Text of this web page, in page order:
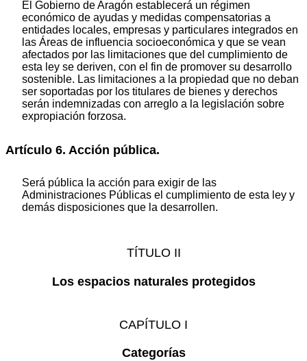
El Gobierno de Aragón establecerá un régimen
económico de ayudas y medidas compensatorias a
entidades locales, empresas y particulares integrados en
las Áreas de influencia socioeconómica y que se vean
afectados por las limitaciones que del cumplimiento de
esta ley se deriven, con el fin de promover su desarrollo
sostenible. Las limitaciones a la propiedad que no deban
ser soportadas por los titulares de bienes y derechos
serán indemnizadas con arreglo a la legislación sobre
expropiación forzosa.
Artículo 6. Acción pública.
Será pública la acción para exigir de las
Administraciones Públicas el cumplimiento de esta ley y
demás disposiciones que la desarrollen.
TÍTULO II
Los espacios naturales protegidos
CAPÍTULO I
Categorías